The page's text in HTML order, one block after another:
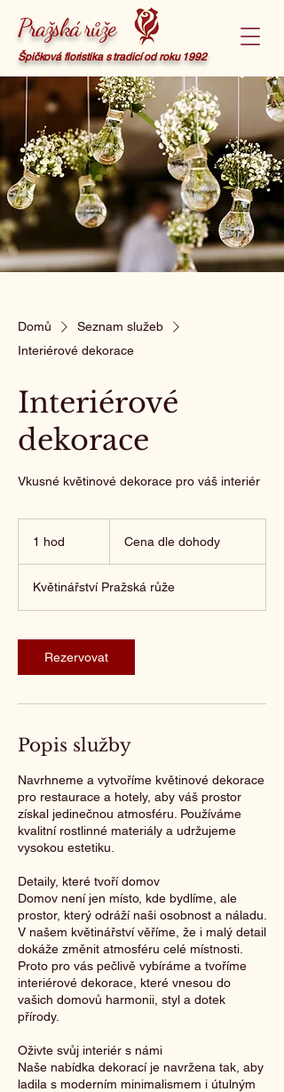
Pražská růže
Špičková floristika s tradicí od roku 1992
Domů
Seznam služeb
Interiérové dekorace
Interiérové
dekorace
Vkusné květinové dekorace pro váš interiér
1 hod
dohody
Cena dle dohody
Květinářství Pražská růže
Rezervovat
Popis služby
Navrhneme a vytvoříme květinové dekorace
pro restaurace a hotely, aby váš prostor
získal jedinečnou atmosféru. Používáme
kvalitní rostlinné materiály a udržujeme
vysokou estetiku.
Detaily, které tvoří domov
Domov není jen místo, kde bydlíme, ale
prostor, který odráží naši osobnost a náladu.
V našem květinářství věříme, že i malý detail
dokáže změnit atmosféru celé místnosti.
Proto pro vás pečlivě vybíráme a tvoříme
interiérové dekorace, které vnesou do
vašich domovů harmonii, styl a dotek
přírody.
Oživte svůj interiér s námi
Naše nabídka dekorací je navržena tak, aby
ladila s moderním minimalismem i útulným